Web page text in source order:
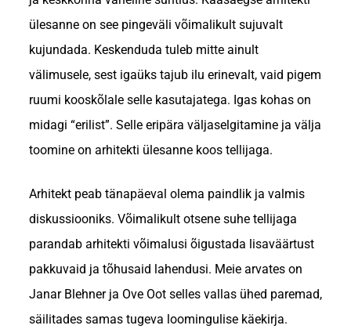
ülesanne on see pingeväli võimalikult sujuvalt
kujundada. Keskenduda tuleb mitte ainult
välimusele, sest igaüks tajub ilu erinevalt, vaid pigem
ruumi kooskõlale selle kasutajatega. Igas kohas on
midagi “erilist”. Selle eripära väljaselgitamine ja välja
toomine on arhitekti ülesanne koos tellijaga.
Arhitekt peab tänapäeval olema paindlik ja valmis
diskussiooniks. Võimalikult otsene suhe tellijaga
parandab arhitekti võimalusi õigustada lisaväärtust
pakkuvaid ja tõhusaid lahendusi. Meie arvates on
Janar Blehner ja Ove Oot selles vallas ühed paremad,
säilitades samas tugeva loomingulise käekirja.